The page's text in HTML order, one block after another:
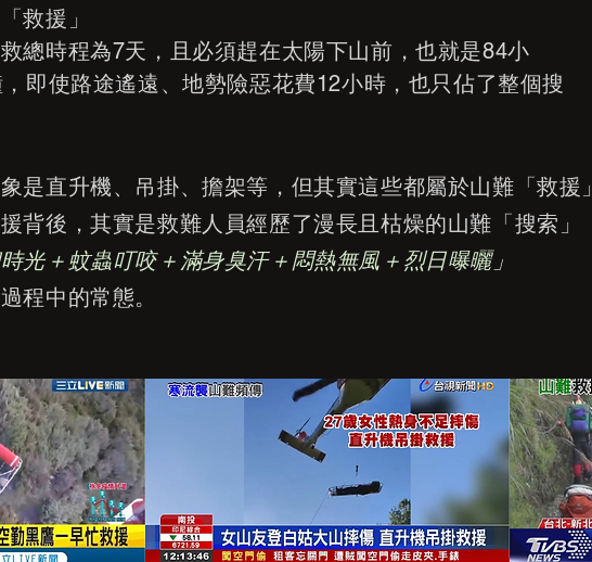
救援」
總時程為7天，且必須趕在太陽下山前，也就是84小
即使路途遙遠、地勢險惡花費12小時，也只佔了整個搜
是直升機、吊掛、擔架等，但其實這些都屬於山難「救援」
背後，其實是救難人員經歷了漫長且枯燥的山難「搜索」
光＋蚊蟲叮咬＋滿身臭汗＋悶熱無風＋烈日曝曬」
程中的常態。